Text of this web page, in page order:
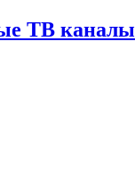
ТВ каналы